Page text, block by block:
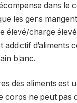
dans le
les gens
élevé/charge
addictif d’aliments
blanc.
des aliments est
corps ne peut pas